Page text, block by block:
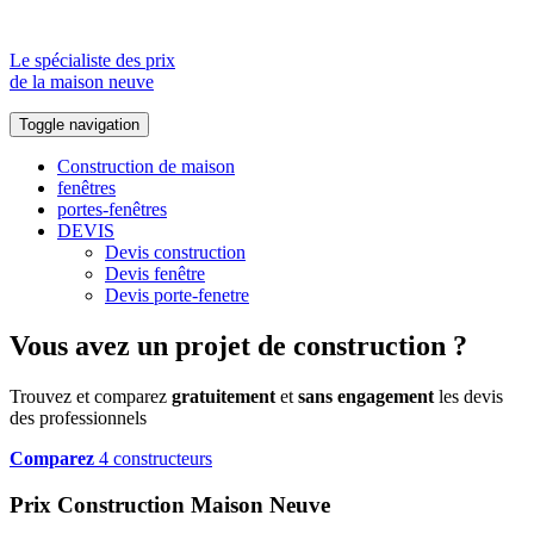
Le spécialiste des prix
de la maison neuve
Toggle navigation
Construction de maison
fenêtres
portes-fenêtres
DEVIS
Devis construction
Devis fenêtre
Devis porte-fenetre
Vous avez un projet de construction ?
Trouvez et comparez gratuitement et sans engagement les devis
des professionnels
Comparez 4 constructeurs
Prix Construction Maison Neuve